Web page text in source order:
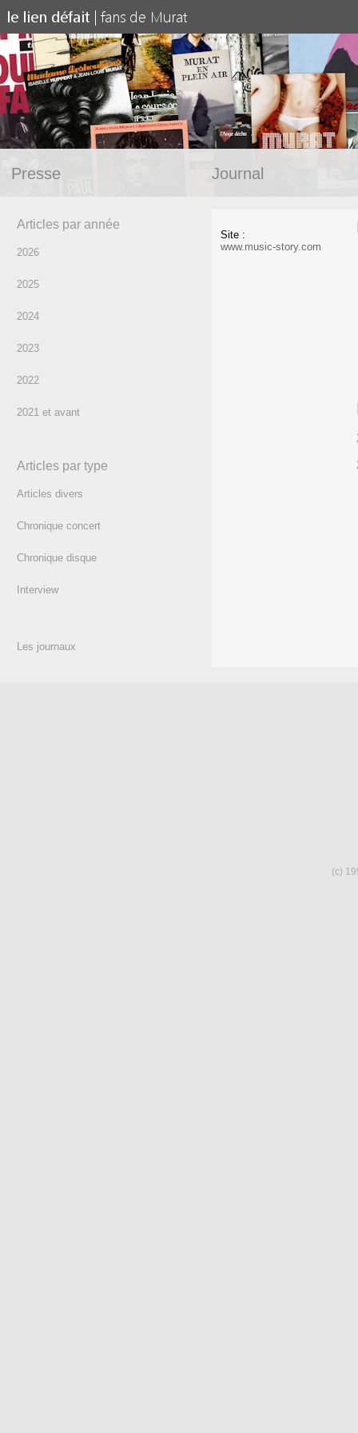
Presse Journal
Articles par année
2026
2025
2024
2023
2022
2021 et avant
Articles par type
Articles divers
Chronique concert
Chronique disque
Interview
Les journaux
Site :
www.music-story.com
(c)